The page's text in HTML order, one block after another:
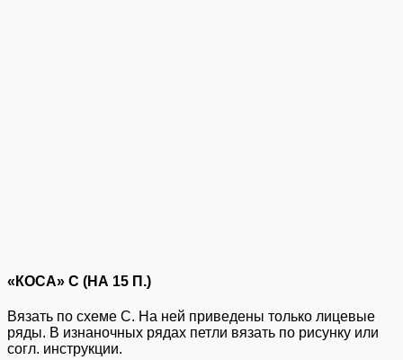
«КОСА» C (НА 15 П.)
Вязать по схеме C. На ней приведены только лицевые
ряды. В изнаночных рядах петли вязать по рисунку или
согл. инструкции.